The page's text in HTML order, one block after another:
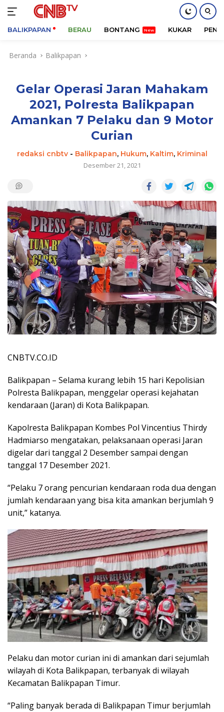
BALIKPAPAN BERAU BONTANG KUKAR
Beranda Balikpapan
Gelar Operasi Jaran Mahakam
2021, Polresta Balikpapan
Amankan 7 Pelaku dan 9 Motor
Curian
redaksi cnbtv- Balikpapan, Hukum, Kaltim, Kriminal
Desember 21, 2021
CNBTV.CO.ID
Balikpapan – Selama kurang lebih 15 hari Kepolisian
Polresta Balikpapan, menggelar operasi kejahatan
kendaraan (Jaran) di Kota Balikpapan.
Kapolresta Balikpapan Kombes Pol Vincentius Thirdy
Hadmiarso mengatakan, pelaksanaan operasi Jaran
digelar dari tanggal 2 Desember sampai dengan
tanggal 17 Desember 2021.
“Pelaku 7 orang pencurian kendaraan roda dua dengan
jumlah kendaraan yang bisa kita amankan berjumlah 9
unit,” katanya.
Pelaku dan motor curian ini di amankan dari sejumlah
wilayah di Kota Balikpapan, terbanyak di wilayah
Kecamatan Balikpapan Timur.
“Paling banyak berada di Balikpapan Timur berjumlah